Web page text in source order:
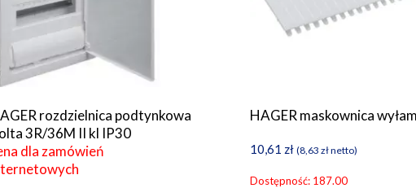
rozdzielnica podtynkowa
3R/36M II kl IP30
dla zamówień
HAGER maskownica
10,61 zł (8,63 złnetto)
Dostępność: 187.00